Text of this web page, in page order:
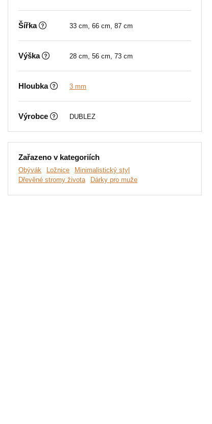
Šířka 33 cm, 66 cm, 87 cm
Výška 28 cm, 56 cm, 73 cm
Hloubka 3 mm
Výrobce DUBLEZ
Zařazeno v kategoriích
Obývák Ložnice
Minimalistický styl
Dřevěné stromy života
Dárky pro muže